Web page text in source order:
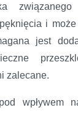
i
jest
zalecane.
wpływem